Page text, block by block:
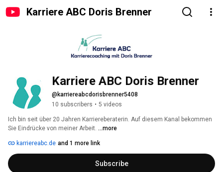
Karriere ABC Doris Brenner
Karriere ABC Doris Brenner
@karriereabcdorisbrenner5408
10 subscribers • 5 videos
Ich bin seit über 20 Jahren Karriereberaterin. Auf diesem Kanal bekommen
Sie Eindrücke von meiner Arbeit. ...more
karriereabc.de and 1 more link
Subscribe